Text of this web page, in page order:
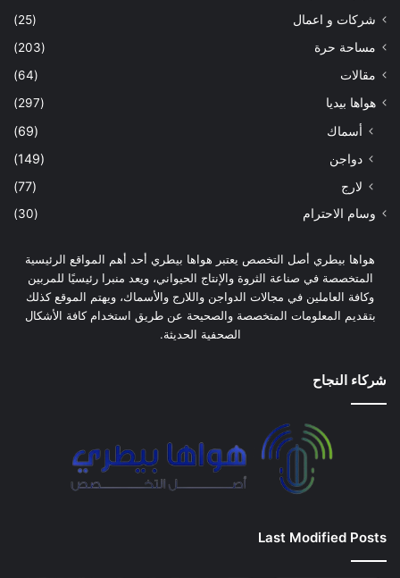
شركات و اعمال
(25)
مساحة حرة
(203)
مقالات
(64)
هواها بيديا
(297)
أسماك
(69)
دواجن
(149)
لارج
(77)
وسام الاحترام (30)
هواها بيطري أصل التخصص يعتبر هواها بيطري أحد أهم المواقع الرئيسية
المتخصصة في صناعة الثروة والإنتاج الحيواني، ويعد منبرا رئيسيًا للمربين
وكافة العاملين في مجالات الدواجن واللارج والأسماك، ويهتم الموقع كذلك
بتقديم المعلومات المتخصصة والصحيحة عن طريق استخدام كافة الأشكال
الصحفية الحديثة.
شركاء النجاح
Last Modified Posts